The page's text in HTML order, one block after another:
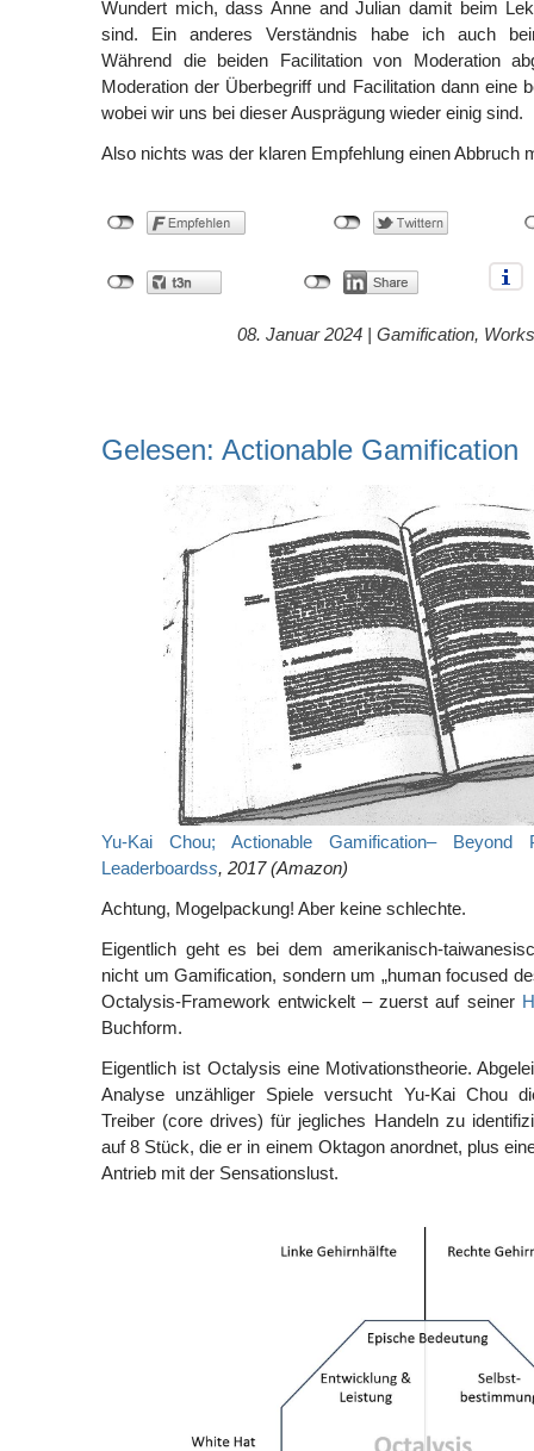
Wundert mich, dass Anne and Julian damit beim
sind. Ein anderes Verständnis habe ich auch
Während die beiden Facilitation von Moderation
Moderation der Überbegriff und Facilitation dann eine
wobei wir uns bei dieser Ausprägung wieder einig sind.
Also nichts was der klaren Empfehlung einen Abbruch
08. Januar 2024 | Gamification,
Gelesen: Actionable Gamification
Yu-Kai Chou; Actionable Gamification– Beyond
Leaderboardss, 2017 (Amazon)
Achtung, Mogelpackung! Aber keine schlechte.
Eigentlich geht es bei dem amerikanisch-
nicht um Gamification, sondern um „human focused
Octalysis-Framework entwickelt – zuerst auf seiner
Buchform.
Eigentlich ist Octalysis eine Motivationstheorie.
Analyse unzähliger Spiele versucht Yu-Kai Chou
Treiber (core drives) für jegliches Handeln zu
auf 8 Stück, die er in einem Oktagon anordnet, plus
Antrieb mit der Sensationslust.